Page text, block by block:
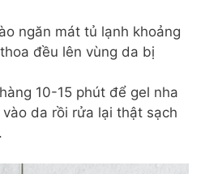
ngăn mát tủ lạnh khoảng
đều lên vùng da bị
10-15 phút để gel nha
da rồi rửa lại thật sạch